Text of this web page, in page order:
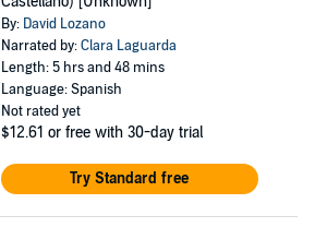
By: David Lozano
Narrated by:Clara Laguarda
Length: 5 hrs and 48 mins
Language: Spanish
Not rated yet
$12.61 or free with 30-day trial
Try Standard free